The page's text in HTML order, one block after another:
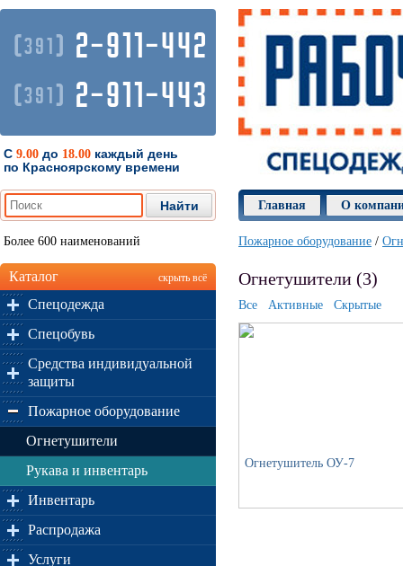
(391) 2-911-442
(391) 2-911-443
С 9.00 до 18.00 каждый день
по Красноярскому времени
Главная О
Более 600 наименований
Каталог скрыть всё
Спецодежда
Спецобувь
Средства индивидуальной
защиты
Пожарное оборудование
Огнетушители
Рукава и инвентарь
Инвентарь
Распродажа
Услуги
Пожарное оборудование /
Огнетушители (3)
Все Активные Скрытые
Огнетушитель ОУ-7